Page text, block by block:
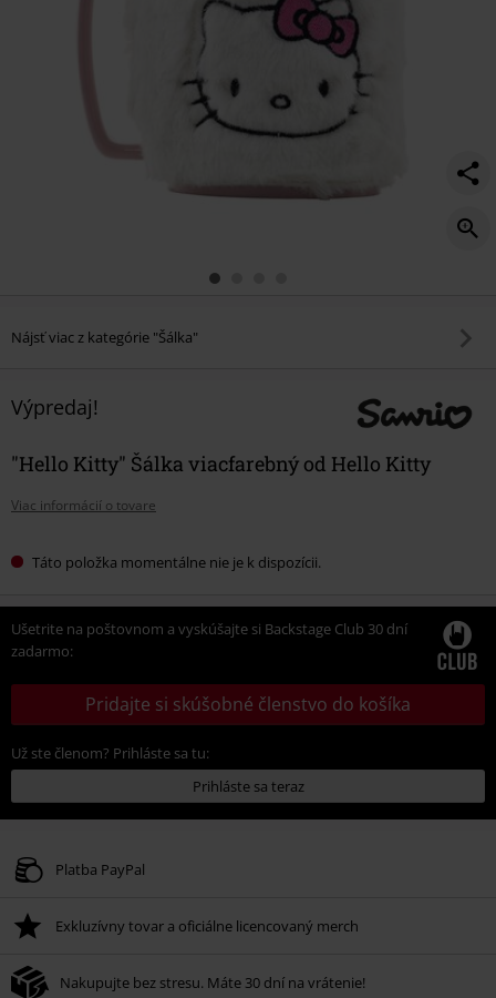
Nájsť viac z kategórie "Šálka"
Výpredaj!
"Hello Kitty" Šálka viacfarebný od Hello Kitty
Viac informácií o tovare
Táto položka momentálne nie je k dispozícii.
Ušetrite na poštovnom a vyskúšajte si Backstage Club 30 dní
zadarmo:
Pridajte si skúšobné členstvo do košíka
Už ste členom? Prihláste sa tu:
Prihláste sa teraz
Platba PayPal
Exkluzívny tovar a oficiálne licencovaný merch
Nakupujte bez stresu. Máte 30 dní na vrátenie!